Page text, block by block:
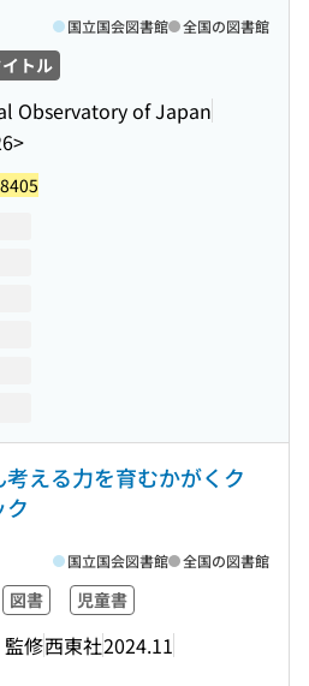
トル
Observatory of Japan
国立国会図書館 全国の図書館
考える力を育むかがくク
図書 児童書
修西東社2024.11
国立国会図書館 全国の図書館